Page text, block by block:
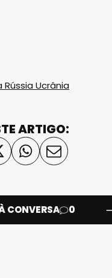
Rússia Ucrânia
ARTIGO:
CONVERSA 0